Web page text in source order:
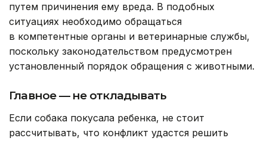
путем причинения ему вреда. В подобных
ситуациях необходимо обращаться
в компетентные органы и ветеринарные службы,
поскольку законодательством предусмотрен
установленный порядок обращения с животными.
Главное — не откладывать
Если собака покусала ребенка, не стоит
рассчитывать, что конфликт удастся решить